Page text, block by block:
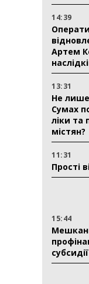
14:39
Артем
13:31
Не
Сумах
ліки та
містян?
11:31
Прості
15:44